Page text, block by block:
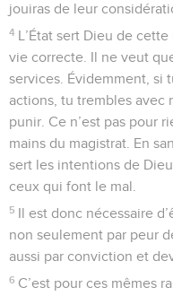
jouiras de leur
4 L’État sert Dieu de
vie correcte. Il ne veut
services. Évidemment, si
actions, tu trembles avec
punir. Ce n’est pas pour
mains du magistrat. En
sert les intentions de
ceux qui font le mal.
5 Il est donc nécessaire
non seulement par peur
aussi par conviction et
6 C’est pour ces mêmes